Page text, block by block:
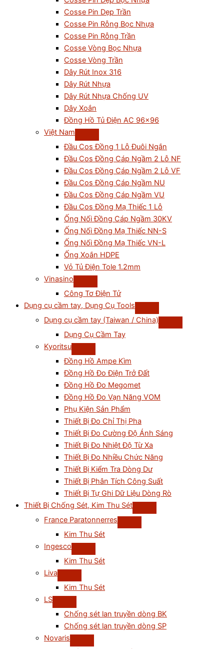
Cosse Pin Dẹp Trần
Cosse Pin Rỗng Bọc Nhựa
Cosse Pin Rỗng Trần
Cosse Vòng Bọc Nhựa
Cosse Vòng Trần
Dây Rút Inox 316
Dây Rút Nhựa
Dây Rút Nhựa Chống UV
Dây Xoắn
Đồng Hồ Tủ Điện AC 96×96
Việt Nam
Đầu Cos Đồng 1 Lỗ Đuôi Ngắn
Đầu Cos Đồng Cáp Ngầm 2 Lỗ NF
Đầu Cos Đồng Cáp Ngầm 2 Lỗ VF
Đầu Cos Đồng Cáp Ngầm NU
Đầu Cos Đồng Cáp Ngầm VU
Đầu Cos Đồng Mạ Thiếc 1 Lỗ
Ống Nối Đồng Cáp Ngầm 30KV
Ống Nối Đồng Mạ Thiếc NN-S
Ống Nối Đồng Mạ Thiếc VN-L
Ống Xoắn HDPE
Vỏ Tủ Điện Tole 1.2mm
Vinasino
Công Tơ Điện Tử
Dụng cụ cầm tay, Dụng Cụ Tools
Dụng cụ cầm tay (Taiwan / China)
Dụng Cụ Cầm Tay
Kyoritsu
Đồng Hồ Ampe Kìm
Đồng Hồ Đo Điện Trở Đất
Đồng Hồ Đo Megomet
Đồng Hồ Đo Vạn Năng VOM
Phụ Kiện Sản Phẩm
Thiết Bị Đo Chỉ Thị Pha
Thiết Bị Đo Cường Độ Ánh Sáng
Thiết Bị Đo Nhiệt Độ Từ Xa
Thiết Bị Đo Nhiều Chức Năng
Thiết Bị Kiểm Tra Dòng Dư
Thiết Bị Phân Tích Công Suất
Thiết Bị Tự Ghi Dữ Liệu Dòng Rò
Thiết Bị Chống Sét, Kim Thu Sét
France Paratonnerres
Kim Thu Sét
Ingesco
Kim Thu Sét
Liva
Kim Thu Sét
LS
Chống sét lan truyền dòng BK
Chống sét lan truyền dòng SP
Novaris